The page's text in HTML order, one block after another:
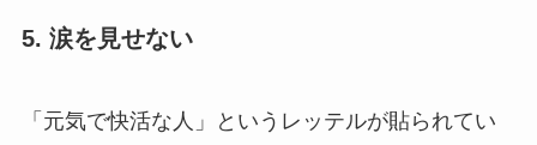
5. 涙を見せない
「元気で快活な人」というレッテルが貼られてい